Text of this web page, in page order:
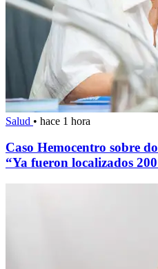
Salud • hace 1 hora
Caso Hemocentro sobre
“Ya fueron localizados